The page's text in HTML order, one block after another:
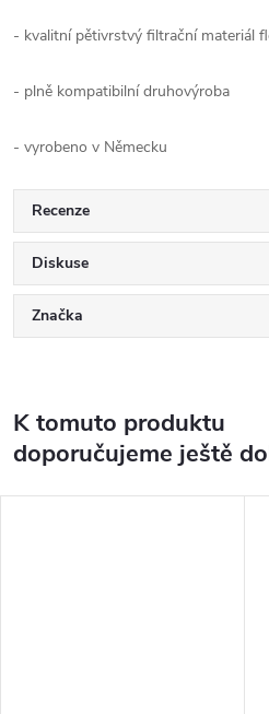
- kvalitní pětivrstvý filtrační materiál
- plně kompatibilní druhovýroba
- vyrobeno v Německu
Recenze
Diskuse
Značka
K tomuto produktu
doporučujeme ještě